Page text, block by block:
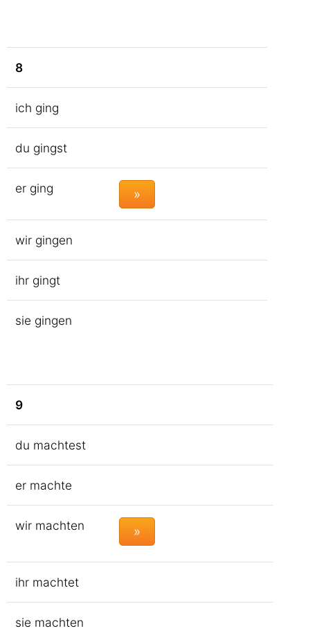
8
ich ging
du gingst
er ging »
wir gingen
ihr gingt
sie gingen
9
du machtest
er machte
wir machten »
ihr machtet
sie machten